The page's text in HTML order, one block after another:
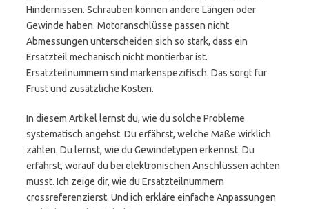
Hindernissen. Schrauben können andere Längen oder
Gewinde haben. Motoranschlüsse passen nicht.
Abmessungen unterscheiden sich so stark, dass ein
Ersatzteil mechanisch nicht montierbar ist.
Ersatzteilnummern sind markenspezifisch. Das sorgt für
Frust und zusätzliche Kosten.
In diesem Artikel lernst du, wie du solche Probleme
systematisch angehst. Du erfährst, welche Maße wirklich
zählen. Du lernst, wie du Gewindetypen erkennst. Du
erfährst, worauf du bei elektronischen Anschlüssen achten
musst. Ich zeige dir, wie du Ersatzteilnummern
crossreferenzierst. Und ich erkläre einfache Anpassungen